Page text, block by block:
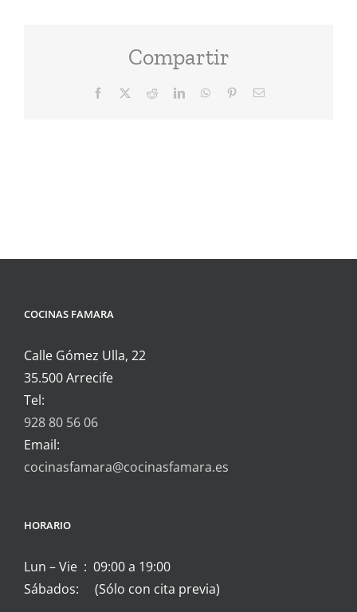
Compartir
Facebook RedditLinkedInWhatsAppPinterestCorreo
COCINAS FAMARA
Calle Gómez Ulla, 22
35.500 Arrecife
Tel:
928 80 56 06
Email:
cocinasfamara@cocinasfamara.es
HORARIO
Lun – Vie : 09:00 a 19:00
Sábados: (Sólo con cita previa)